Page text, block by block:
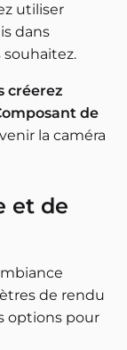
utiliser
dans
souhaitez.
créerez
de
la caméra
et de
de rendu
options pour